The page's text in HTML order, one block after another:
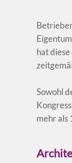
hat
Sowohl
mehr als